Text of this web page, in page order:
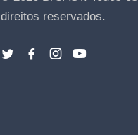
direitos reservados.